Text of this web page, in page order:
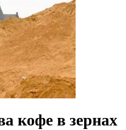
кофе в зернах